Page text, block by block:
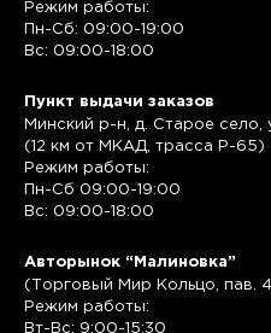
Режим работы:
Пн-Сб: 09:00-19:00
Вс: 09:00-18:00
Пункт выдачи заказов
Минский р-н, д. Старое село,
(12 км от МКАД, трасса P-65)
Режим работы:
Пн-Сб 09:00-19:00
Вс: 09:00-18:00
Авторынок “Малиновка”
(Торговый Мир Кольцо, пав.
Режим работы:
Вт-Вс: 9:00-15:30